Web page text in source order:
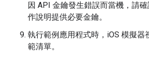
因 API 金鑰發生錯誤而當機，請
作說明提供必要金鑰。
執行範例應用程式時，iOS 模擬器
範清單。